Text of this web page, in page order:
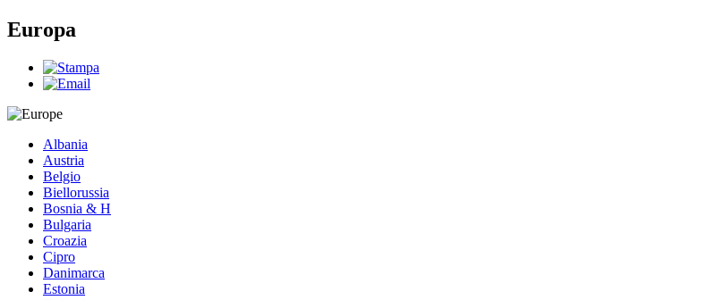
Europa
Albania
Austria
Belgio
Biellorussia
Bosnia & H
Bulgaria
Croazia
Cipro
Danimarca
Estonia